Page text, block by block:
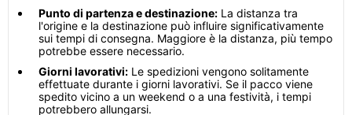
Punto di partenza e destinazione: La distanza tra
l'origine e la destinazione può influire significativamente
sui tempi di consegna. Maggiore è la distanza, più tempo
potrebbe essere necessario.
Giorni lavorativi: Le spedizioni vengono solitamente
effettuate durante i giorni lavorativi. Se il pacco viene
spedito vicino a un weekend o a una festività, i tempi
potrebbero allungarsi.